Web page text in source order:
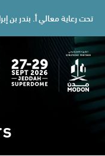
تحت رعاية معالي أ. بندر بن